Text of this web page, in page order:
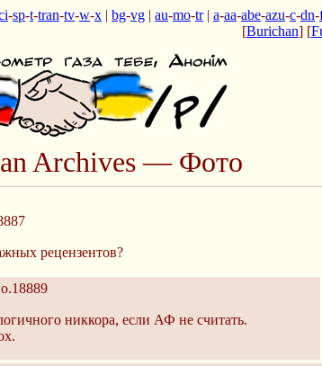
-sp-t-tran-tv-w-x | bg-vg | au-mo-tr| a-aa-abe-azu-c-dn-
[Burichan] [
Archives — Фото
рецензентов?
никкора, если АФ не считать.